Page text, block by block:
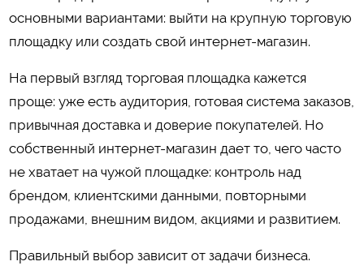
основными вариантами: выйти на крупную торговую
площадку или создать свой интернет-магазин.
На первый взгляд торговая площадка кажется
проще: уже есть аудитория, готовая система заказов,
привычная доставка и доверие покупателей. Но
собственный интернет-магазин дает то, чего часто
не хватает на чужой площадке: контроль над
брендом, клиентскими данными, повторными
продажами, внешним видом, акциями и развитием.
Правильный выбор зависит от задачи бизнеса.